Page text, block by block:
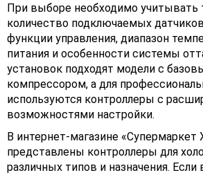
При выборе необходимо учитывать
количество подключаемых
функции управления, диапазон
питания и особенности системы
установок подходят модели с
компрессором, а для
используются контроллеры с
возможностями настройки.
В интернет-магазине «Супермаркет
представлены контроллеры для
различных типов и назначения. Если